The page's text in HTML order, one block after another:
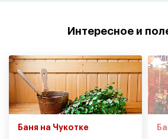
Интересное и
Баня на Чукотке